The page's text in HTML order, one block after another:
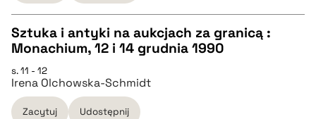
BIBTEX
pobierz cytat
pobierz cytat
Sztuka i antyki na aukcjach za granicą :
Monachium, 12 i 14 grudnia 1990
s. 11 - 12
Irena Olchowska-Schmidt
Zacytuj Udostępnij